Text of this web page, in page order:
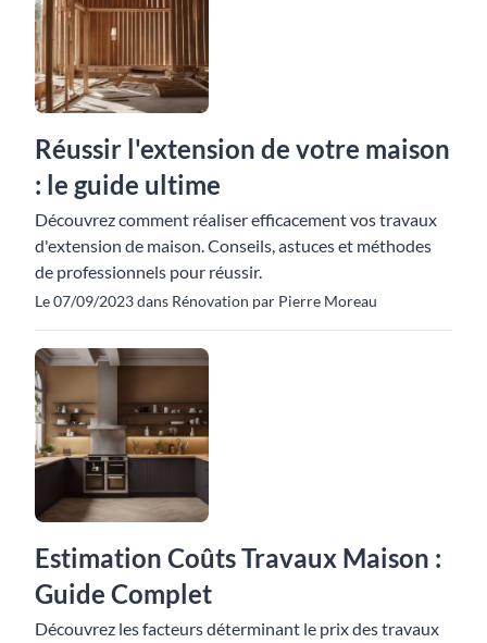
Réussir l'extension de votre maison
: le guide ultime
Découvrez comment réaliser efficacement vos travaux
d'extension de maison. Conseils, astuces et méthodes
de professionnels pour réussir.
Le 07/09/2023 dans Rénovation par Pierre Moreau
Estimation Coûts Travaux Maison :
Guide Complet
Découvrez les facteurs déterminant le prix des travaux